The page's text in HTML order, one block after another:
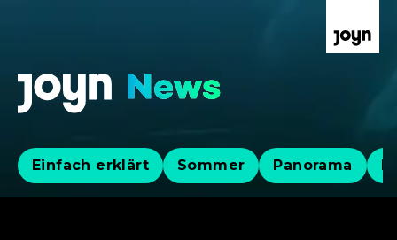
Einfach erklärt Sommer Panorama